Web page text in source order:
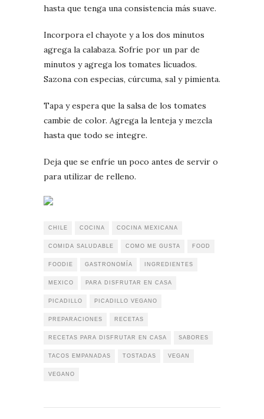
hasta que tenga una consistencia más suave.
Incorpora el chayote y a los dos minutos
agrega la calabaza. Sofríe por un par de
minutos y agrega los tomates licuados.
Sazona con especias, cúrcuma, sal y pimienta.
Tapa y espera que la salsa de los tomates
cambie de color. Agrega la lenteja y mezcla
hasta que todo se integre.
Deja que se enfríe un poco antes de servir o
para utilizar de relleno.
CHILE COCINA COCINA MEXICANA
COMIDA SALUDABLE COMO ME GUSTA FOOD
FOODIE GASTRONOMÍA INGREDIENTES
MEXICO PARA DISFRUTAR EN CASA
PICADILLO PICADILLO VEGANO
PREPARACIONES RECETAS
RECETAS PARA DISFRUTAR EN CASA SABORES
TACOS EMPANADAS TOSTADAS VEGAN
VEGANO